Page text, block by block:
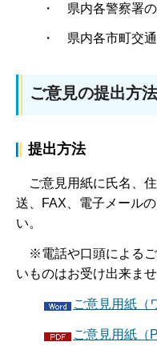
・ 県内各警察署の
・ 県内各市町交通
ご意見の提出方法
提出方法
ご意見用紙に氏名、
送、FAX、電子メール
い。
※電話や口頭によるご
いものはお受け出来ま
ご意見用紙（
ご意見用紙（